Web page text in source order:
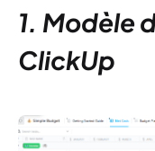
1. Modèle
ClickUp